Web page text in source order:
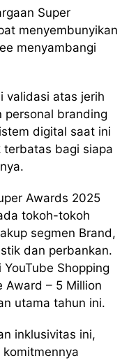
Super
menyembunyikan
menyambangi
validasi atas jerih
personal branding
digital saat ini
terbatas bagi siapa
Awards 2025
tokoh-tokoh
segmen Brand,
dan perbankan.
Shopping
Award – 5 Million
utama tahun ini.
inklusivitas ini,